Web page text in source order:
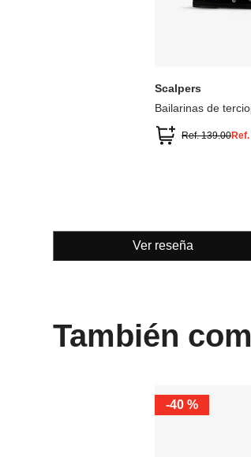
Scalpers
Bailarinas de
Ref.139.00
Ver reseña
También
-40 %